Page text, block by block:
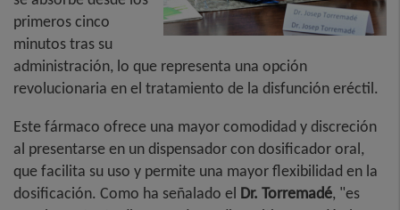
primeros cinco
minutos tras su
administración, lo que representa una opción
revolucionaria en el tratamiento de la disfunción eréctil.
Este fármaco ofrece una mayor comodidad y discreción
al presentarse en un dispensador con dosificador oral,
que facilita su uso y permite una mayor flexibilidad en la
dosificación. Como ha señalado el Dr. Torremadé, "es